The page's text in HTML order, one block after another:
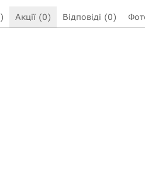
Акції (0) Відповіді (0)